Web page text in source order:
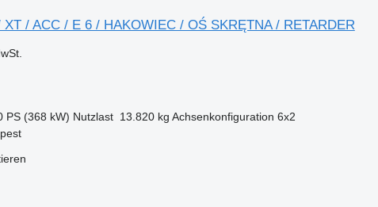
XT / ACC / E 6 / HAKOWIEC / OŚ SKRĘTNA / RETARDER
PS (368 kW) Nutzlast 13.820 kg Achsenkonfiguration 6x2